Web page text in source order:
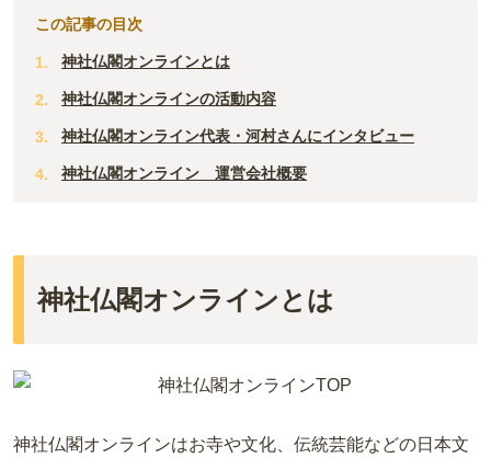
この記事の目次
神社仏閣オンラインとは
神社仏閣オンラインの活動内容
神社仏閣オンライン代表・河村さんにインタビュー
神社仏閣オンライン 運営会社概要
神社仏閣オンラインとは
神社仏閣オンラインはお寺や文化、伝統芸能などの日本文